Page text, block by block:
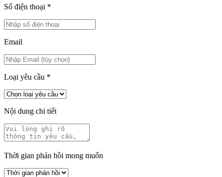
Số điện thoại *
Email
Loại yêu cầu *
Nội dung chi tiết
Thời gian phản hồi mong muốn